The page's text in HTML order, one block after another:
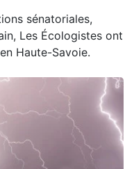
sénatoriales,
Les Écologistes ont
Haute-Savoie.